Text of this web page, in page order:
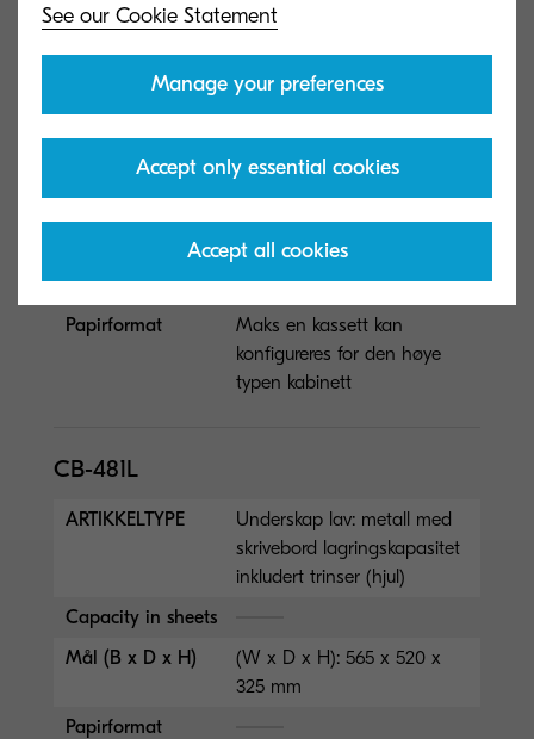
ARTIKKELTYPE
Underskap høy: metall med
inkludert trinser (hjul)
Mål (B x D x H)
(W x D x H): 565 x 520 x
485 mm
Papirformat
Maks en kassett kan
konfigureres for den høye
typen kabinett
CB-481L
ARTIKKELTYPE
Underskap lav: metall med
skrivebord lagringskapasitet
inkludert trinser (hjul)
Capacity in sheets
Mål (B x D x H)
(W x D x H): 565 x 520 x
325 mm
Papirformat
See our Cookie Statement
Manage your preferences
Accept only essential cookies
Accept all cookies